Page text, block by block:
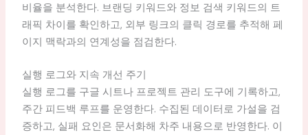
비율을 분석한다. 브랜딩 키워드와 정보 검색 키워드의 트
래픽 차이를 확인하고, 외부 링크의 클릭 경로를 추적해 페
이지 맥락과의 연계성을 점검한다.
실행 로그와 지속 개선 주기
실행 로그를 구글 시트나 프로젝트 관리 도구에 기록하고,
주간 피드백 루프를 운영한다. 수집된 데이터로 가설을 검
증하고, 실패 요인은 문서화해 차주 내용으로 반영한다. 이